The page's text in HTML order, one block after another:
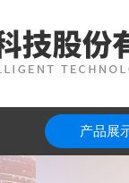
产品展